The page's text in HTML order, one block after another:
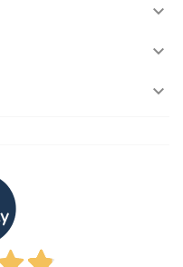


